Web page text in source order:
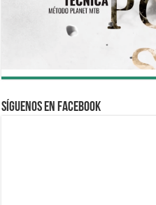
Síguenos en Facebook